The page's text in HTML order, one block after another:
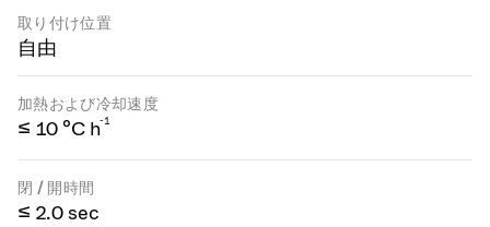
取り付け位置
自由
加熱および冷却速度
≤ 10 °C h-1
閉 / 開時間
≤ 2.0 sec